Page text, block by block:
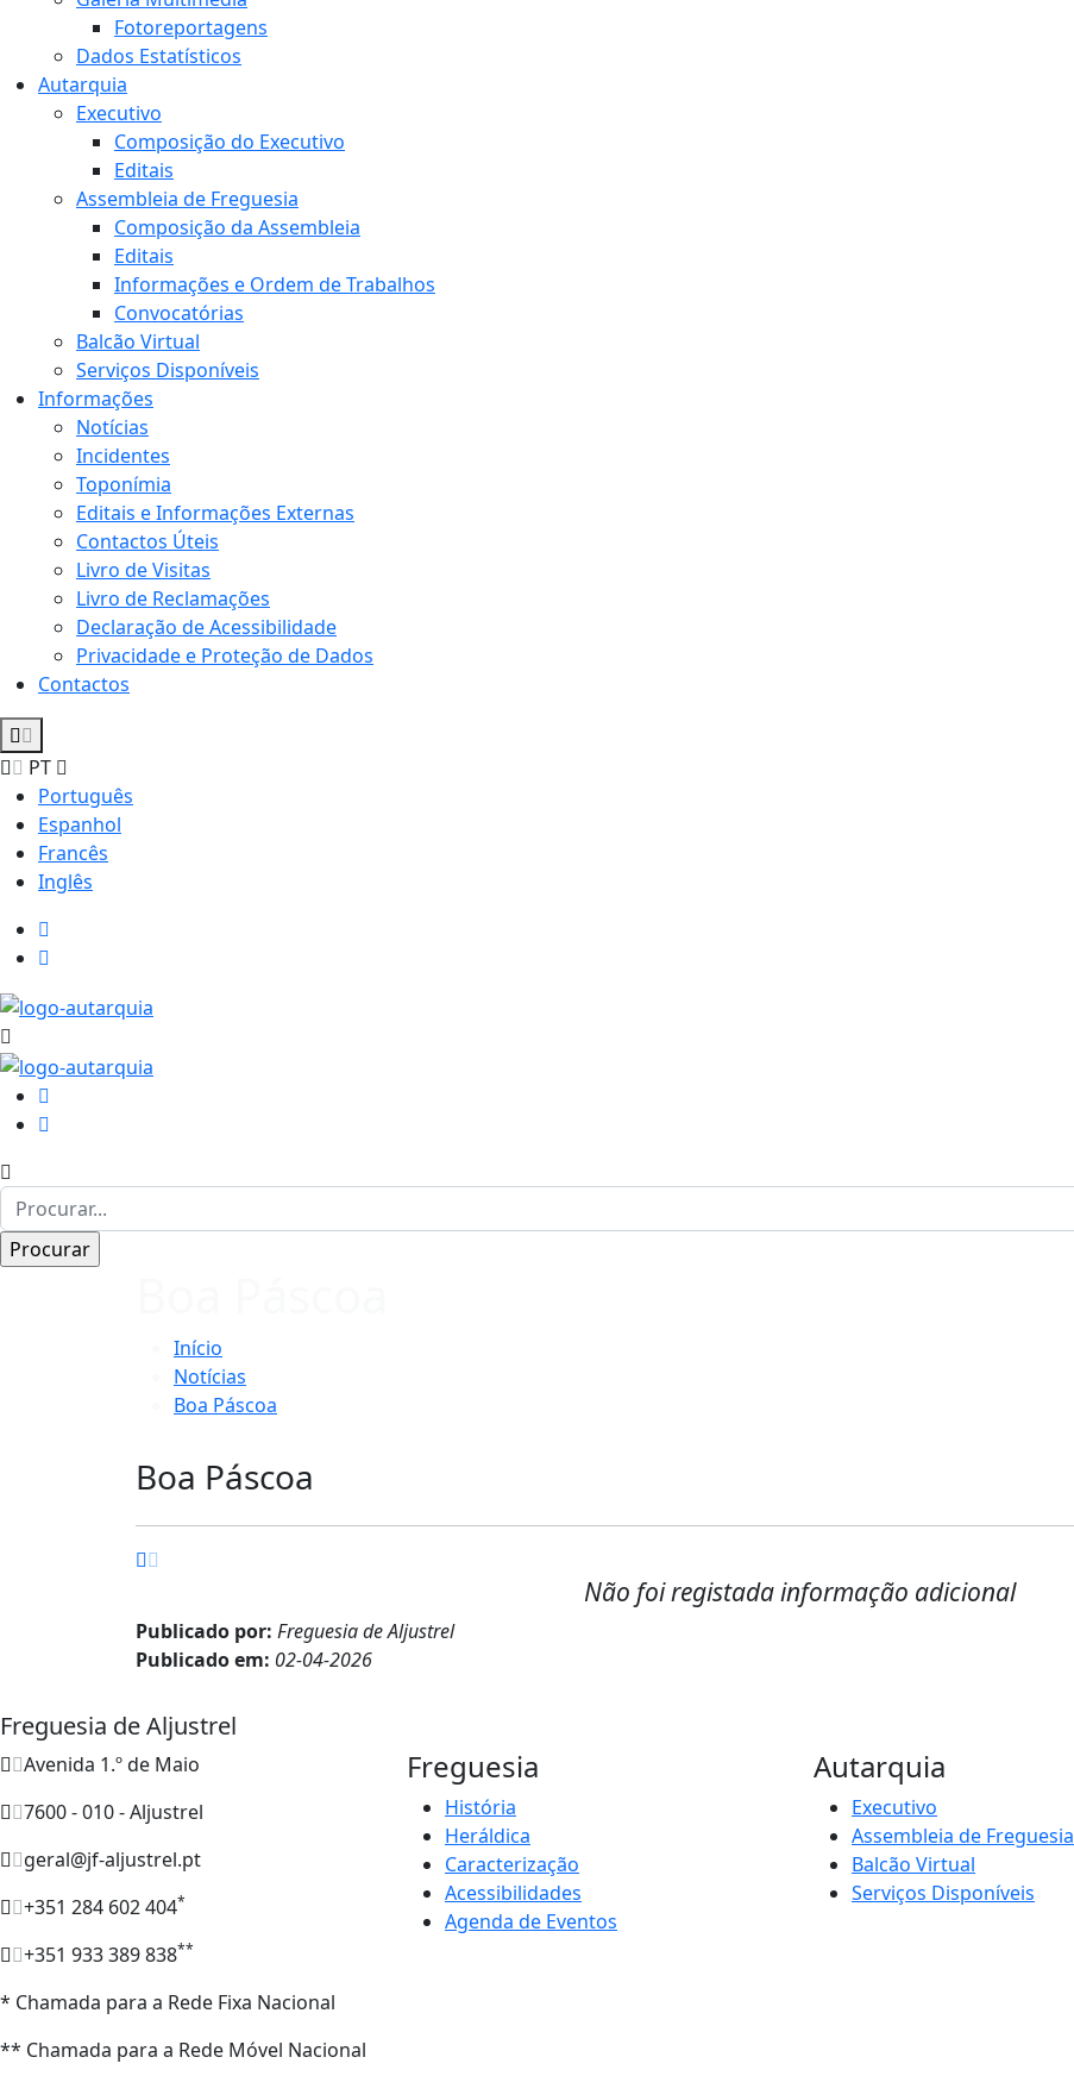
Fotoreportagens
Dados Estatísticos
Autarquia
Executivo
Composição do Executivo
Editais
Assembleia de Freguesia
Composição da Assembleia
Editais
Informações e Ordem de Trabalhos
Convocatórias
Balcão Virtual
Serviços Disponíveis
Informações
Notícias
Incidentes
Toponímia
Editais e Informações Externas
Contactos Úteis
Livro de Visitas
Livro de Reclamações
Declaração de Acessibilidade
Privacidade e Proteção de Dados
Contactos
PT
Português
Espanhol
Francês
Inglês
Início
Notícias
Boa Páscoa
Boa Páscoa
Não foi registada informação adicional
Publicado por: Freguesia de Aljustrel
Publicado em: 02-04-2026
Freguesia de Aljustrel
Avenida 1.º de Maio
7600 - 010 - Aljustrel
geral@jf-aljustrel.pt
+351 284 602 404*
+351 933 389 838**
* Chamada para a Rede Fixa Nacional
** Chamada para a Rede Móvel Nacional
Freguesia
História
Heráldica
Caracterização
Acessibilidades
Agenda de Eventos
Autarquia
Executivo
Assembleia de Freguesia
Balcão Virtual
Serviços Disponíveis